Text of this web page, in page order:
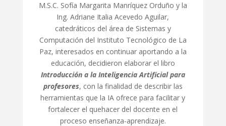
M.S.C. Sofía Margarita Manríquez Orduño y la
Ing. Adriane Italia Acevedo Aguilar,
catedráticos del área de Sistemas y
Computación del Instituto Tecnológico de La
Paz, interesados en continuar aportando a la
educación, decidieron elaborar el libro
Introducción a la Inteligencia Artificial para
profesores, con la finalidad de describir las
herramientas que la IA ofrece para facilitar y
fortalecer el quehacer del docente en el
proceso enseñanza-aprendizaje.